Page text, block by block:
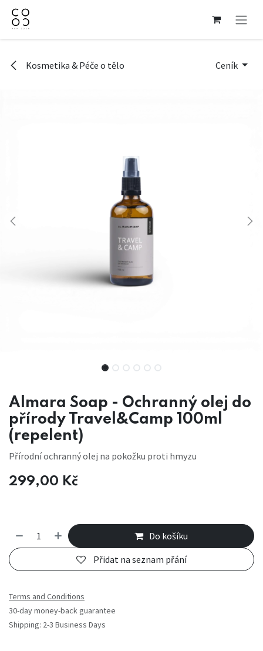
Přejít na obsah
Kosmetika & Péče o tělo Ceník
Almara Soap - Ochranný olej do
přírody Travel&Camp 100ml
(repelent)
Přírodní ochranný olej na pokožku proti hmyzu
299,00 Kč
Do košíku
Přidat na seznam přání
Terms and Conditions
30-day money-back guarantee
Shipping: 2-3 Business Days